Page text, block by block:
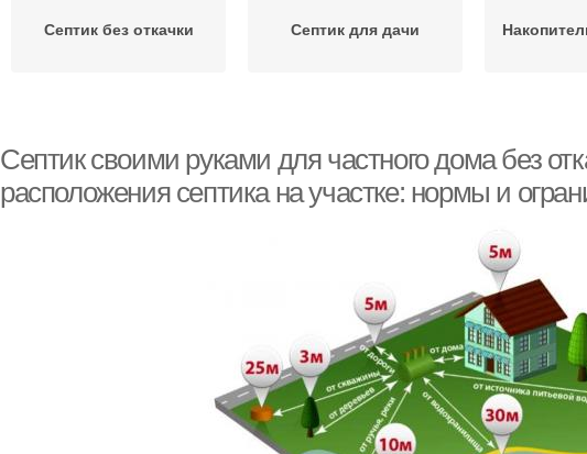
Септик без откачки Септик для дачи
Септик своими руками для частного дома без
расположения септика на участке: нормы и